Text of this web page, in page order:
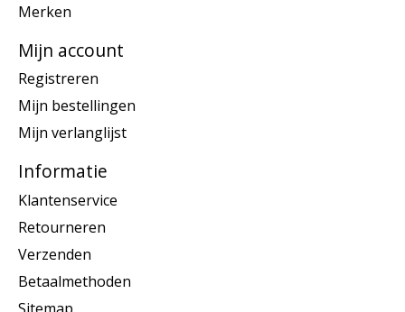
Merken
Mijn account
Registreren
Mijn bestellingen
Mijn verlanglijst
Informatie
Klantenservice
Retourneren
Verzenden
Betaalmethoden